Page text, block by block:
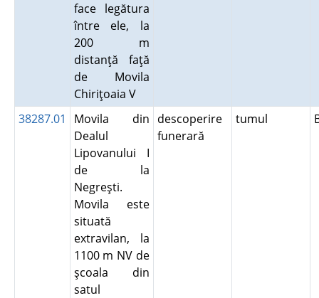
face legătura
între ele, la
200 m
distanţă faţă
de Movila
Chiriţoaia V
38287.01
Movila din
Dealul
Lipovanului I
de la
Negreşti.
Movila este
situată
extravilan, la
1100 m NV de
şcoala din
satul
descoperire
funerară
tumul